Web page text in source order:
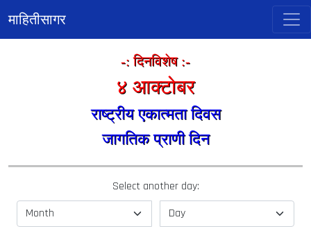
माहितीसागर
-: दिनविशेष :-
४ आक्टोबर
राष्ट्रीय एकात्मता दिवस
जागतिक प्राणी दिन
Select another day: